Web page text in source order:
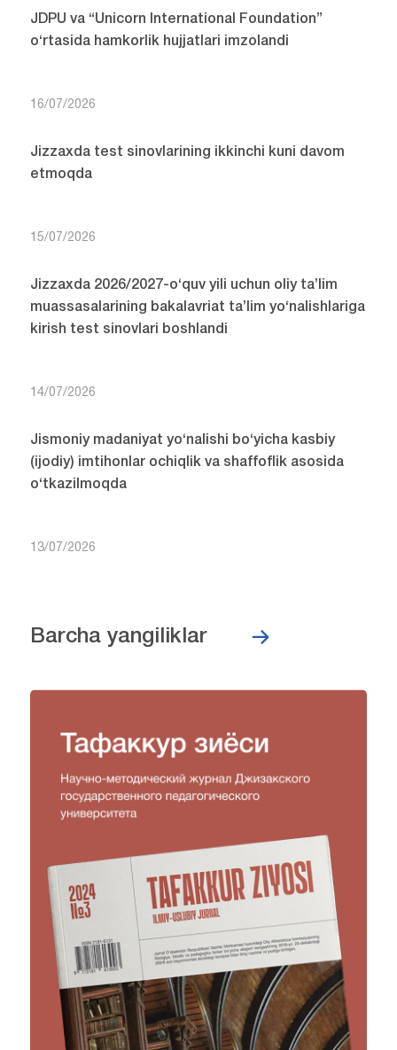
JDPU va “Unicorn International Foundation”
o‘rtasida hamkorlik hujjatlari imzolandi
16/07/2026
Jizzaxda test sinovlarining ikkinchi kuni davom
etmoqda
15/07/2026
Jizzaxda 2026/2027-o‘quv yili uchun oliy ta’lim
muassasalarining bakalavriat ta’lim yo‘nalishlariga
kirish test sinovlari boshlandi
14/07/2026
Jismoniy madaniyat yo‘nalishi bo‘yicha kasbiy
(ijodiy) imtihonlar ochiqlik va shaffoflik asosida
o‘tkazilmoqda
13/07/2026
Barcha yangiliklar